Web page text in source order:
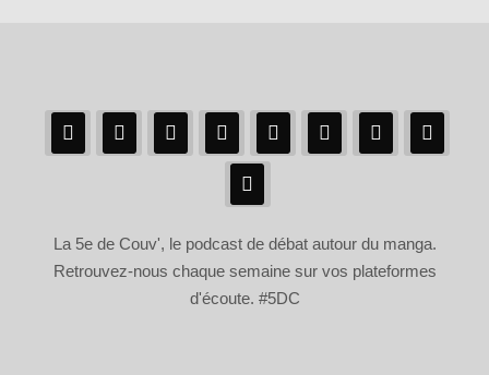
La 5e de Couv', le podcast de débat autour du manga.
Retrouvez-nous chaque semaine sur vos plateformes
d'écoute. #5DC